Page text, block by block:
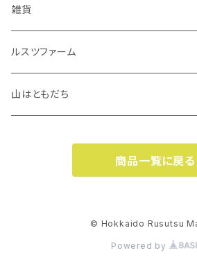
雑貨
ルスツファーム
山はともだち
商品一覧に戻る
© Hokkaido Rusutsu
Powered by